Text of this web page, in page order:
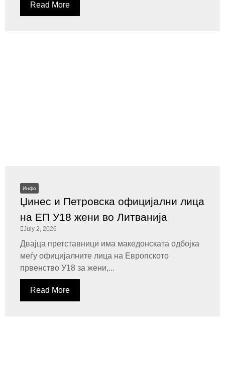
Read More
Инфо
Џинес и Петровска официјални лица
на ЕП У18 жени во Литванија
July 2, 2026
Двајца претставници има македонската одбојка
меѓу официјалните лица на Европското
првенство У18 за жени,...
Read More